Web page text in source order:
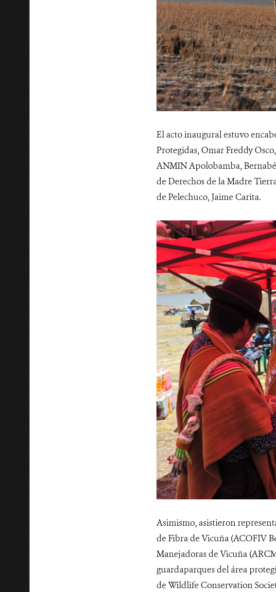
El acto inaugural estuvo
Protegidas, Omar Freddy
ANMIN Apolobamba,
de Derechos de la Madre
de Pelechuco, Jaime Carita.
Asimismo, asistieron
de Fibra de Vicuña (ACOFIV
Manejadoras de Vicuña
guardaparques del área
de Wildlife Conservation